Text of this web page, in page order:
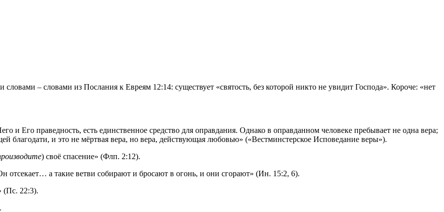
– словами из Послания к Евреям 12:14: существует «святость, без которой никто не увидит Господа». Короче: «нет
и Его праведность, есть единственное средство для оправдания. Однако в оправданном человеке пребывает не одна вера;
благодати, и это не мёртвая вера, но вера, действующая любовью» («Вестминстерское Исповедание веры»).
) своё спасение» (Флп. 2:12).
а такие ветви собирают и бросают в огонь, и они сгорают» (Ин. 15:2, 6).
(Пс. 22:3).